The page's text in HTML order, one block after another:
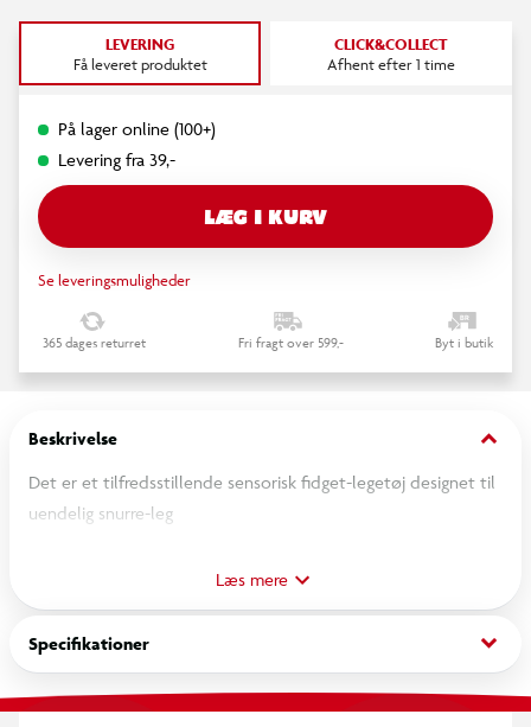
LEVERING
Få leveret produktet
CLICK&COLLECT
Afhent efter 1 time
På lager online (100+)
Levering fra 39,-
LÆG I KURV
Se leveringsmuligheder
365 dages returret Fri fragt over 599,- Byt i butik
Beskrivelse keyboard_arrow_down
Det er et tilfredsstillende sensorisk fidget-legetøj designet til
uendelig snurre-leg
OBS! Varen er assorteret, og en bestemt variant kan ikke
garanteres.
Læs mere
Specifikationer keyboard_arrow_down